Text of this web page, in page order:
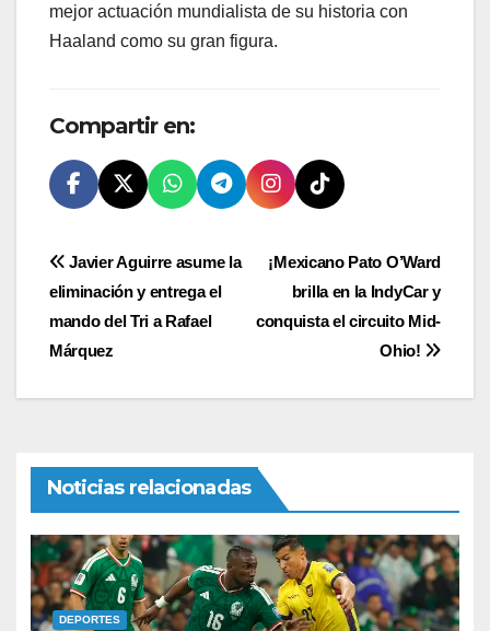
mejor actuación mundialista de su historia con
Haaland como su gran figura.
Compartir en:
Navegación
de
entradas
¡Mexicano Pato O’Ward
brilla en la IndyCar y
conquista el circuito Mid-
Ohio!
Javier Aguirre asume la
eliminación y entrega el
mando del Tri a Rafael
Márquez
Noticias relacionadas
DEPORTES